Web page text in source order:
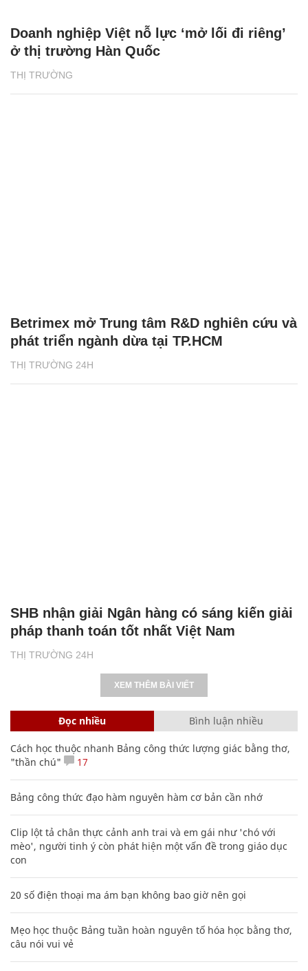
THỊ TRƯỜNG
Doanh nghiệp Việt nỗ lực ‘mở lối đi riêng’
ở thị trường Hàn Quốc
THỊ TRƯỜNG 24H
Betrimex mở Trung tâm R&D nghiên cứu và
phát triển ngành dừa tại TP.HCM
THỊ TRƯỜNG 24H
SHB nhận giải Ngân hàng có sáng kiến giải
pháp thanh toán tốt nhất Việt Nam
XEM THÊM BÀI VIẾT
Đọc nhiều Bình luận nhiều
Cách học thuộc nhanh Bảng công thức lượng giác bằng thơ,
"thần chú"
17
Bảng công thức đạo hàm nguyên hàm cơ bản cần nhớ
Clip lột tả chân thực cảnh anh trai và em gái như 'chó với
mèo', người tinh ý còn phát hiện một vấn đề trong giáo dục
con
20 số điện thoại ma ám bạn không bao giờ nên gọi
Mẹo học thuộc Bảng tuần hoàn nguyên tố hóa học bằng thơ,
câu nói vui vẻ